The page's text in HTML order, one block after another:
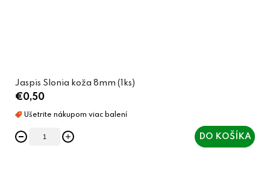
Jaspis Slonia koža 8mm (1ks)
€0,50
DO KOŠÍKA